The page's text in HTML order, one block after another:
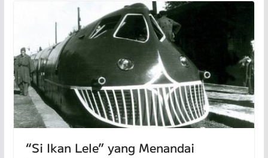
“Si Ikan Lele” yang Menandai